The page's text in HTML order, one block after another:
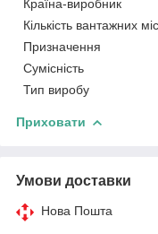
Країна-виробник
Кількість вантажних
Призначення
Сумісність
Тип виробу
Приховати
Умови доставки
Нова Пошта